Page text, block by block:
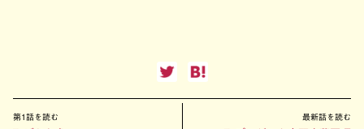
第1話を読む 最新話を読む